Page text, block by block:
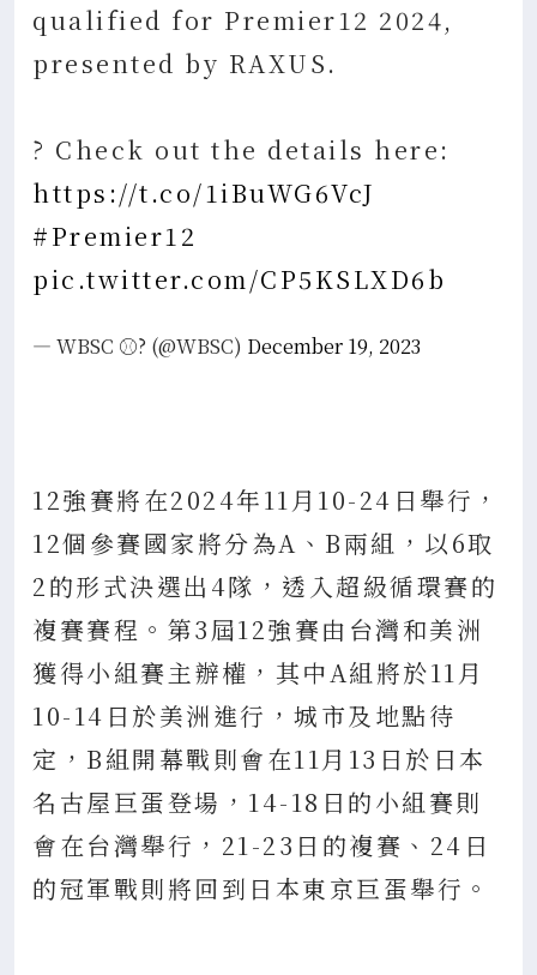
qualified for Premier12 2024,
presented by RAXUS.
? Check out the details here:
https://t.co/1iBuWG6VcJ
#Premier12
pic.twitter.com/CP5KSLXD6b
— WBSC ⚾? (@WBSC) December 19, 2023
12強賽將在2024年11月10-24日舉行，
12個參賽國家將分為A、B兩組，以6取
2的形式決選出4隊，透入超級循環賽的
複賽賽程。第3屆12強賽由台灣和美洲
獲得小組賽主辦權，其中A組將於11月
10-14日於美洲進行，城市及地點待
定，B組開幕戰則會在11月13日於日本
名古屋巨蛋登場，14-18日的小組賽則
會在台灣舉行，21-23日的複賽、24日
的冠軍戰則將回到日本東京巨蛋舉行。